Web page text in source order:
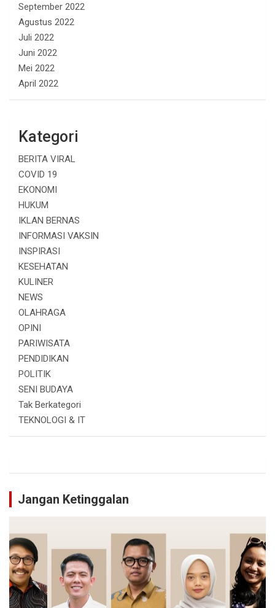
September 2022
Agustus 2022
Juli 2022
Juni 2022
Mei 2022
April 2022
Kategori
BERITA VIRAL
COVID 19
EKONOMI
HUKUM
IKLAN BERNAS
INFORMASI VAKSIN
INSPIRASI
KESEHATAN
KULINER
NEWS
OLAHRAGA
OPINI
PARIWISATA
PENDIDIKAN
POLITIK
SENI BUDAYA
Tak Berkategori
TEKNOLOGI & IT
Jangan Ketinggalan